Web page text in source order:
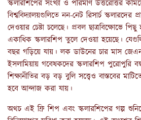
স্কলারশিপের সংখ্যা ও পরিমাণ উত্তরোত্তর
বিশ্ববিদ্যালয়গুলিতে নন-নেট রিসার্চ স্কলারদের
দেওয়ার চেষ্টা চলেছে। প্রবল ছাত্রবিক্ষোভে
একাধিক স্কলারশিপ তুলে দেওয়া হয়েছে।
বছর গড়িয়ে যায়। লক ডাউনের চার মাস
ইসলামিয়ায় গবেষকদের স্কলারশিপ পুরোপুরি
শিক্ষানীতির বড় বড় বুলি সত্ত্বেও বাস্তবের
হবে আন্দাজ করা যায়।
অথচ এই ফ্রি শিপ এবং স্কলারশিপের গল্প